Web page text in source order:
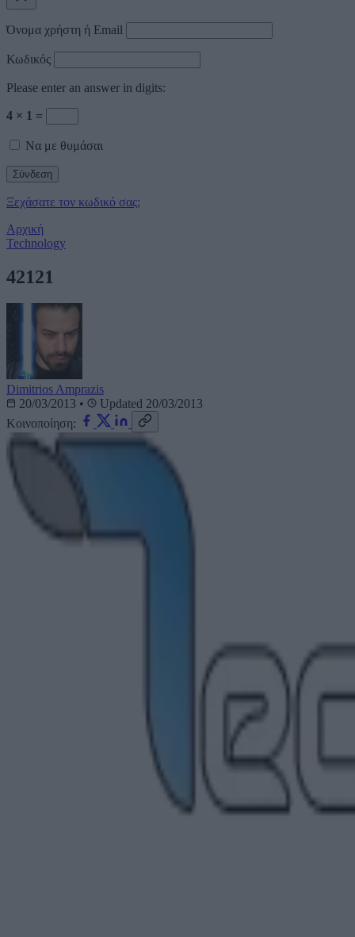
Όνομα χρήστη ή Email
Κωδικός
Please enter an answer in digits:
4 × 1 =
Να με θυμάσαι
Ξεχάσατε τον κωδικό σας;
Αρχική
Technology
42121
Dimitrios Amprazis
20/03/2013 •
Updated 20/03/2013
Κοινοποίηση: